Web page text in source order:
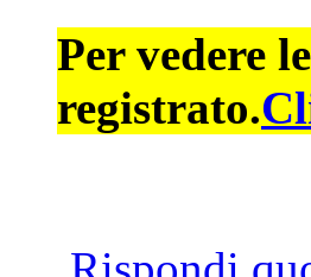
Per vedere
registrato.